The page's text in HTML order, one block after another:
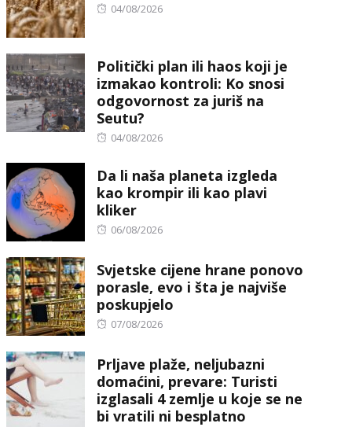
Posted
04/08/2026
Politički plan ili haos koji je
izmakao kontroli: Ko snosi
odgovornost za juriš na
Seutu?
Posted
04/08/2026
Da li naša planeta izgleda
kao krompir ili kao plavi
kliker
Posted
06/08/2026
Svjetske cijene hrane ponovo
porasle, evo i šta je najviše
poskupjelo
Posted
07/08/2026
Prljave plaže, neljubazni
domaćini, prevare: Turisti
izglasali 4 zemlje u koje se ne
bi vratili ni besplatno